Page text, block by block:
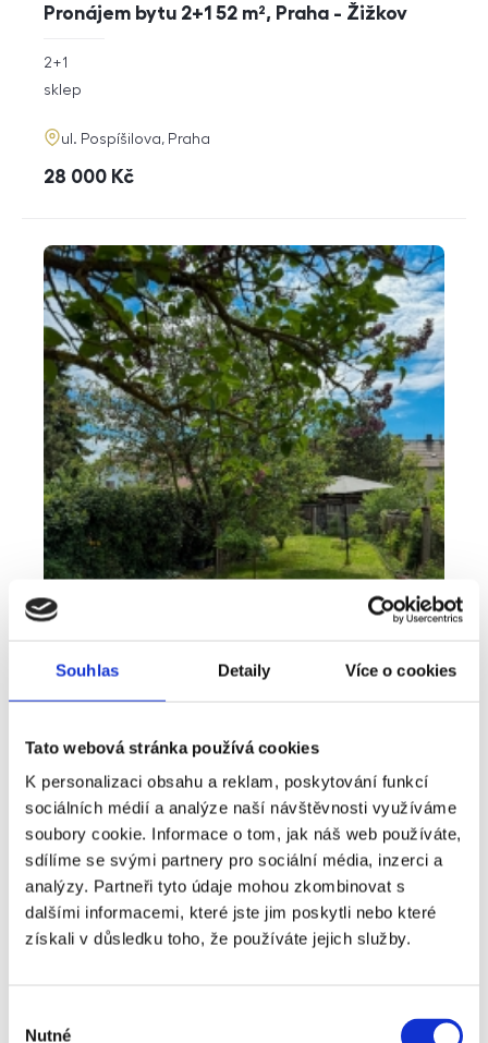
Souhlas Detaily Více o cookies
Tato webová stránka používá cookies
K personalizaci obsahu a reklam, poskytování funkcí
sociálních médií a analýze naší návštěvnosti využíváme
soubory cookie. Informace o tom, jak náš web používáte,
sdílíme se svými partnery pro sociální média, inzerci a
analýzy. Partneři tyto údaje mohou zkombinovat s
dalšími informacemi, které jste jim poskytli nebo které
získali v důsledku toho, že používáte jejich služby.
Nutné
Pronájem bytu 2+1 52 m², Praha - Žižkov
rozměry
2+1
funkce
sklep
adresa
ul. Pospíšilova, Praha
cena
28 000 Kč
Bydlení, které nabízí víc než běžný byt -
pronájem 2+kk 41 m², Plzeň - Lobzy
Typ nabídky
Pronájem
Typ nemovitosti
Byt
rozměry
dispozice
cena
14 000